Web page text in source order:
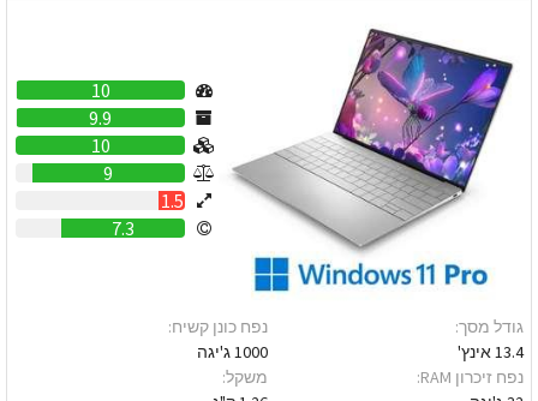
10
9.9
10
9
1.5
7.3
גודל מסך:
13.4 אינץ'
נפח זיכרון RAM:
נפח כונן קשיח:
1000 ג'יגה
משקל: